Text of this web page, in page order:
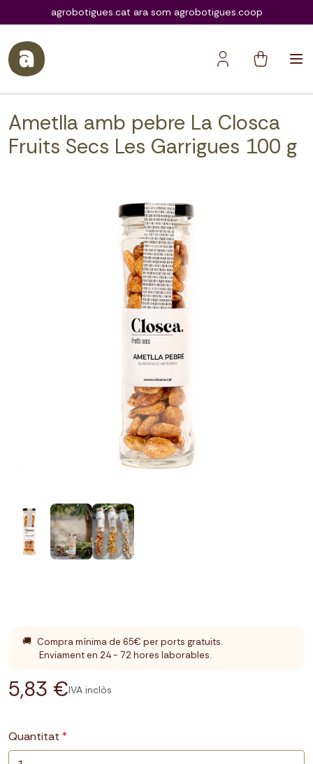
agrobotigues.coop
agrobotigues.cat ara som agrobotigues.coop
Ametlla amb pebre La Closca
Fruits Secs Les Garrigues 100 g
🚚 Compra mínima de 65€ per ports gratuïts.
Enviament en 24 - 72 hores laborables.
5,83 €IVA inclòs
Quantitat